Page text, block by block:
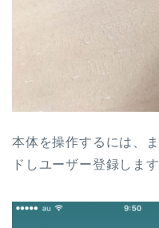
本体を操作するには、
ドしユーザー登録します